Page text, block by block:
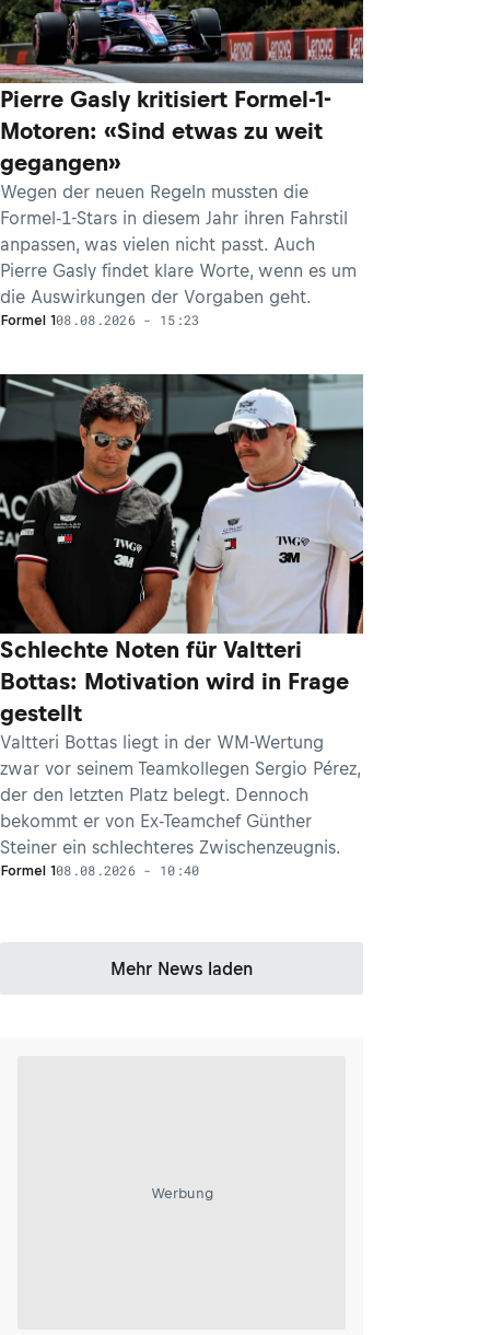
Pierre Gasly kritisiert Formel-1-
Motoren: «Sind etwas zu weit
gegangen»
Wegen der neuen Regeln mussten die
Formel-1-Stars in diesem Jahr ihren Fahrstil
anpassen, was vielen nicht passt. Auch
Pierre Gasly findet klare Worte, wenn es um
die Auswirkungen der Vorgaben geht.
Formel 108.08.2026 - 15:23
Schlechte Noten für Valtteri
Bottas: Motivation wird in Frage
gestellt
Valtteri Bottas liegt in der WM-Wertung
zwar vor seinem Teamkollegen Sergio Pérez,
der den letzten Platz belegt. Dennoch
bekommt er von Ex-Teamchef Günther
Steiner ein schlechteres Zwischenzeugnis.
Formel 108.08.2026 - 10:40
Mehr News laden
Werbung